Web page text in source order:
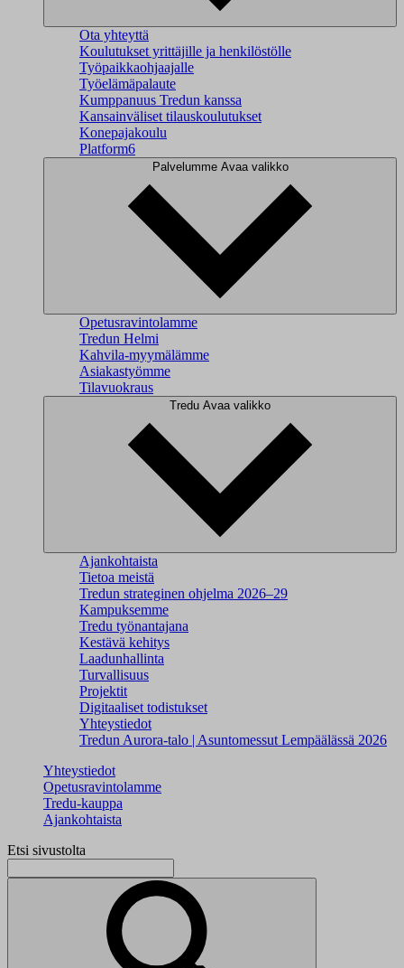
Ota yhteyttä
Koulutukset yrittäjille ja henkilöstölle
Työpaikkaohjaajalle
Työelämäpalaute
Kumppanuus Tredun kanssa
Kansainväliset tilauskoulutukset
Konepajakoulu
Platform6
Palvelumme Avaa valikko
Opetusravintolamme
Tredun Helmi
Kahvila-myymälämme
Asiakastyömme
Tilavuokraus
Tredu Avaa valikko
Ajankohtaista
Tietoa meistä
Tredun strateginen ohjelma 2026–29
Kampuksemme
Tredu työnantajana
Kestävä kehitys
Laadunhallinta
Turvallisuus
Projektit
Digitaaliset todistukset
Yhteystiedot
Tredun Aurora-talo | Asuntomessut Lempäälässä 2026
Yhteystiedot
Opetusravintolamme
Tredu-kauppa
Ajankohtaista
Etsi sivustolta